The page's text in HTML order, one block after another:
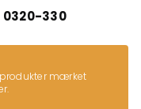
0320-330
mærket